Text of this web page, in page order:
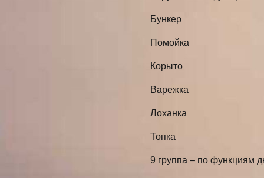
Бункер
Помойка
Корыто
Варежка
Лоханка
Топка
9 группа – по функциям